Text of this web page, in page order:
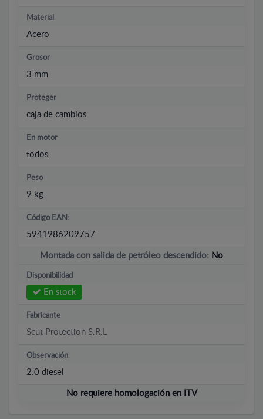
Material
Acero
Grosor
3 mm
Proteger
caja de cambios
En motor
todos
Peso
9 kg
Código EAN:
5941986209757
Montada con salida de petróleo descendido: No
Disponibilidad
En stock
Fabricante
Scut Protection S.R.L
Observación
2.0 diesel
No requiere homologación en ITV